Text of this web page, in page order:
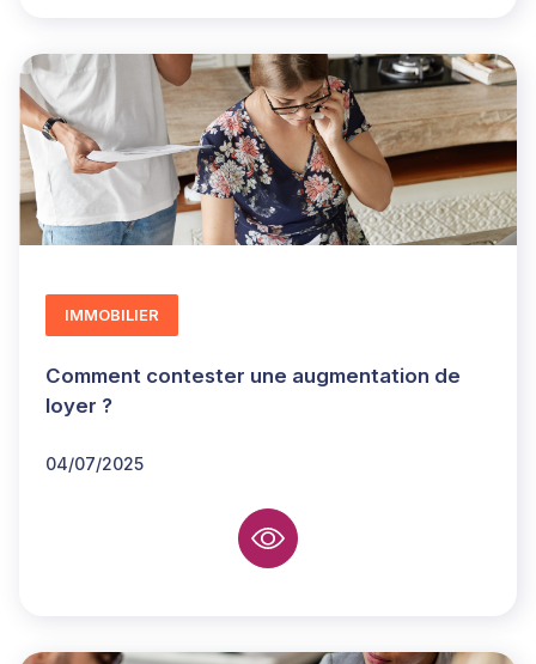
Comment contester une augmentation de
loyer ?
04/07/2025
IMMOBILIER